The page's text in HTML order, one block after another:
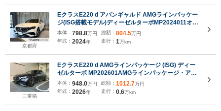
京都府
EクラスE220 d アバンギャルド AMGラインパッケー
ジ(ISG搭載モデル)ディーゼルターボMP2024011オー
ナ/新車保証/サンルーフ/レザーEXC/アドバンスドP/デ
ジタルインテリアP/レーダーセーフティ
P/Burmester4D/ダイヤモンドステッチレザーシート/
助手席ディスプレイ/温冷シートヒーター/純正ドラレ
コ/ETC2.0
本体： 798.8万円
年式： 2024年
総額： 804.5万円
走行： 1万km
三重県
EクラスE220 d AMGラインパッケージ (ISG) ディー
ゼルターボ MP202601AMGラインパッケージ・アド
バンストパッケージ・デジタルインテリアパッケー
ジ・レザーエクスクルーシブパッケージ
本体： 948.0万円
年式： 2026年
総額： 1012.7万円
走行： 0.6万km